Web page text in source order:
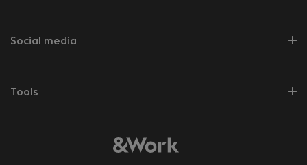
Social media
Tools